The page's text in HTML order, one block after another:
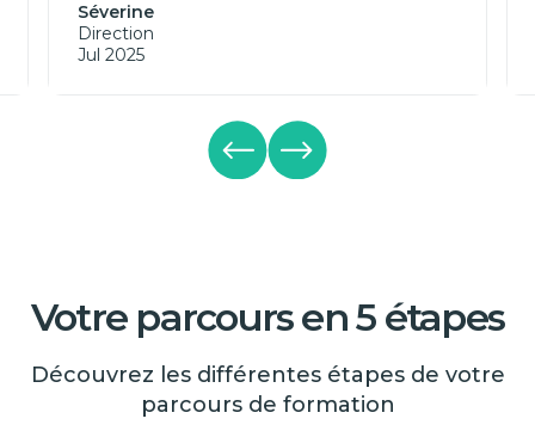
Séverine
Direction
Jul 2025
Votre parcours en 5 étapes
Découvrez les différentes étapes de votre
parcours de formation